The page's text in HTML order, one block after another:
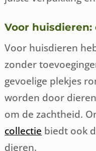
Voor
Voor huisdieren
zonder
gevoelige plekjes
worden door
om de zachtheid.
collectie biedt ook
dieren.